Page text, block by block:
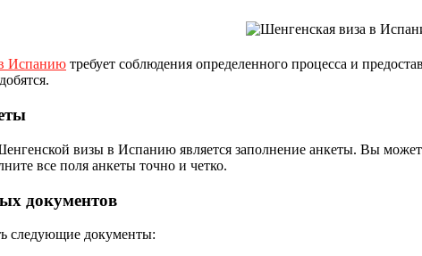
Испанию требует соблюдения определенного процесса и
визы в Испанию является заполнение анкеты. Вы
все поля анкеты точно и четко.
документов
следующие документы: